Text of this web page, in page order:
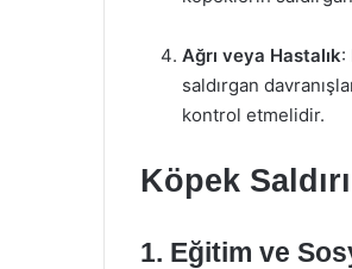
Ağrı veya Hastalık:
saldırgan
kontrol etmelidir.
Köpek
1. Eğitim ve